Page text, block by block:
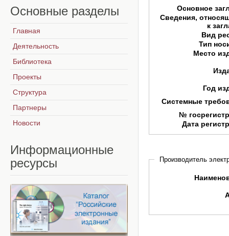
Основное
Сведения,
к
Вид
Тип
Место
Год
Системные
№
Дата
Производитель
Основные разделы
Главная
Деятельность
Библиотека
Проекты
Структура
Партнеры
Новости
Информационные
ресурсы